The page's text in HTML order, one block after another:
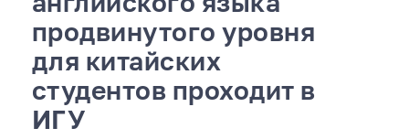
продвинутого уровня
для китайских
студентов проходит в
ИГУ